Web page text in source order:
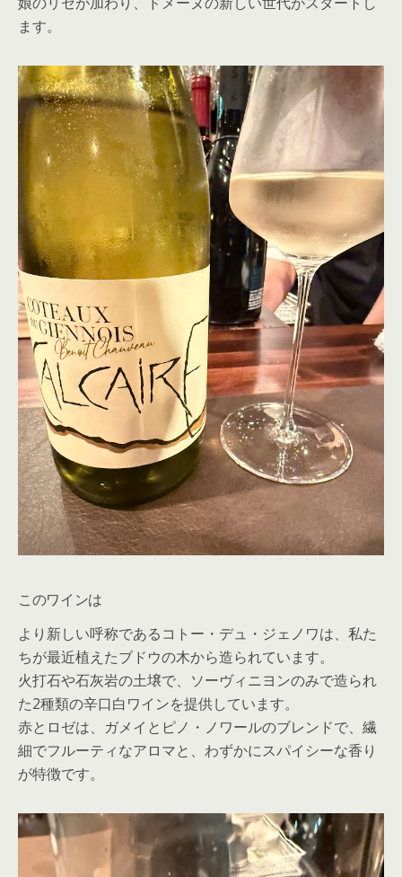
ます。
このワインは
より新しい呼称であるコトー・デュ・ジェノワは、私た
ちが最近植えたブドウの木から造られています。
火打石や石灰岩の土壌で、ソーヴィニヨンのみで造られ
た2種類の辛口白ワインを提供しています。
赤とロゼは、ガメイとピノ・ノワールのブレンドで、繊
細でフルーティなアロマと、わずかにスパイシーな香り
が特徴です。